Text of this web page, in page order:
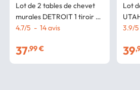
Lot de 2 tables de chevet
murales DETROIT 1 tiroir + 1
tablette suspendus bois et
4.7/5 - 14avis
37,99 €
Lot
3.9/5
39